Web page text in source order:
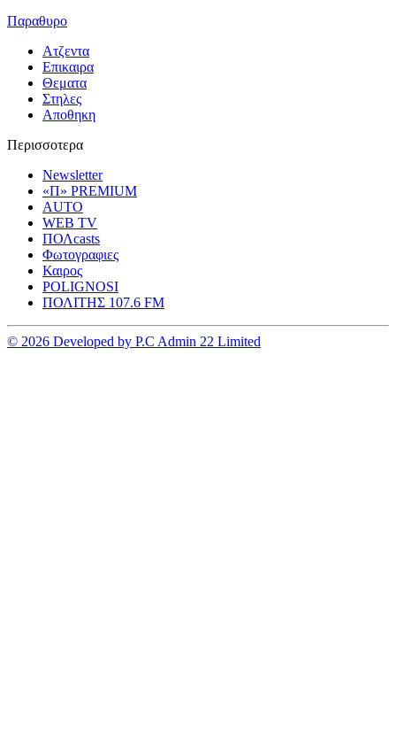
Παραθυρο
Ατζεντα
Επικαιρα
Θεματα
Στηλες
Αποθηκη
Περισσοτερα
Newsletter
«Π» PREMIUM
AUTO
WEB TV
ΠΟΛcasts
Φωτογραφιες
Καιρος
POLIGNOSI
ΠΟΛΙΤΗΣ 107.6 FM
© 2026 Developed by P.C Admin 22 Limited